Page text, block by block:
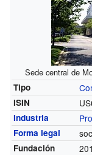
Sede central de
Tipo
ISIN
Industria
Forma legal
Fundación